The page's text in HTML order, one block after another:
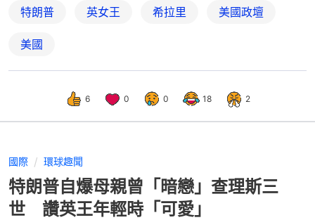
特朗普 英女王 希拉里 美國政壇
美國
6 0 0 18 2
國際 環球趣聞
特朗普自爆母親曾「暗戀」查理斯三
世 讚英王年輕時「可愛」